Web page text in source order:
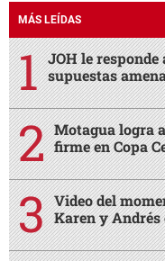
MÁS LEÍDAS
JOH le
supuestas
Motagua logra
firme en Copa
Video del
Karen y Andrés